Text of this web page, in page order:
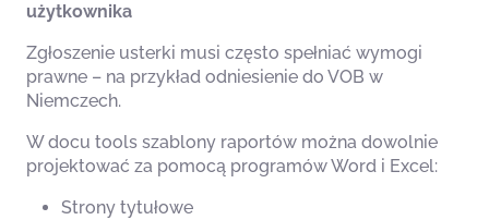
użytkownika
Zgłoszenie usterki musi często spełniać wymogi
prawne – na przykład odniesienie do VOB w
Niemczech.
W docu tools szablony raportów można dowolnie
projektować za pomocą programów Word i Excel:
Strony tytułowe